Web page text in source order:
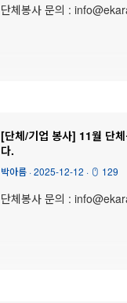
단체봉사 문의 :
[단체/기업 봉사] 11월 단
다.
박아름 ·2025-12-12 · 129
단체봉사 문의 :